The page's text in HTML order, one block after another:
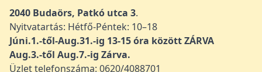
2040 Budaörs, Patkó utca 3.
Nyitvatartás: Hétfő-Péntek: 10–18
Júni.1.-től-Aug.31.-ig 13-15 óra között ZÁRVA
Aug.3.-től Aug.7.-ig Zárva.
Üzlet telefonszáma: 0620/4088701